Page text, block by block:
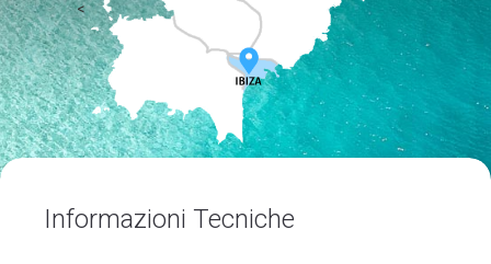
<
Informazioni Tecniche